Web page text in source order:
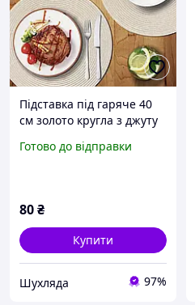
Підставка під гаряче 40
см золото кругла з джуту
на стіл золотиста
Готово до відправки
80₴
Купити
Шухляда 97%